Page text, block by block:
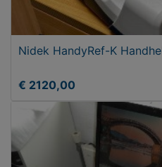
Nidek HandyRef-K
€ 2120,00